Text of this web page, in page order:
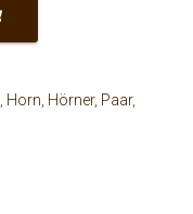
Horn Hörner, Paar,